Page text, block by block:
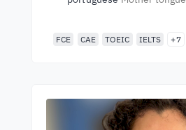
FCE CAE TOEIC IELTS +7